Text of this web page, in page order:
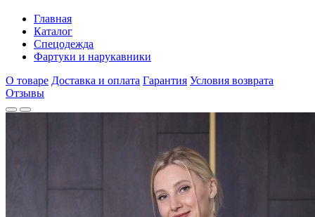
Главная
Каталог
Спецодежда
Фартуки и нарукавники
О товаре Доставка и оплата Гарантия Условия возврата
Отзывы